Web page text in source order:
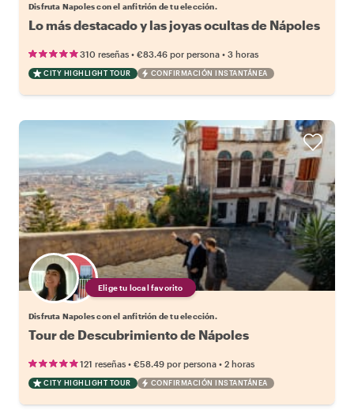
Disfruta Napoles con el anfitrión de tu elección.
Lo más destacado y las joyas ocultas de Nápoles
310 reseñas • €83.46 por persona • 3 horas
CITY HIGHLIGHT TOUR CONFIRMACIÓN INSTANTÁNEA
Elige tu local favorito
Disfruta Napoles con el anfitrión de tu elección.
Tour de Descubrimiento de Nápoles
121 reseñas • €58.49 por persona • 2 horas
CITY HIGHLIGHT TOUR CONFIRMACIÓN INSTANTÁNEA